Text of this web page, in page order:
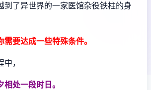
到了异世界的一家医馆杂役铁柱的身
要达成一些特殊条件。
，
处一段时日。